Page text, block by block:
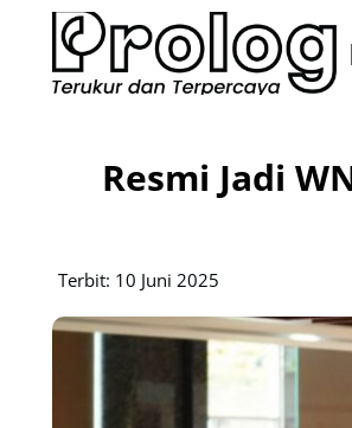
Resmi Jadi
Terbit: 10 Juni 2025